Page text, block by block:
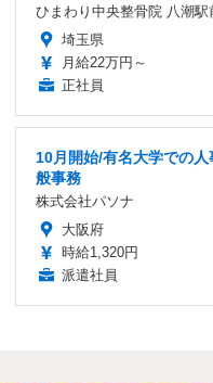
ひまわり中央整骨院 八潮駅
埼玉県
月給22万円～
正社員
10月開始/有名大学での
般事務
株式会社パソナ
大阪府
時給1,320円
派遣社員